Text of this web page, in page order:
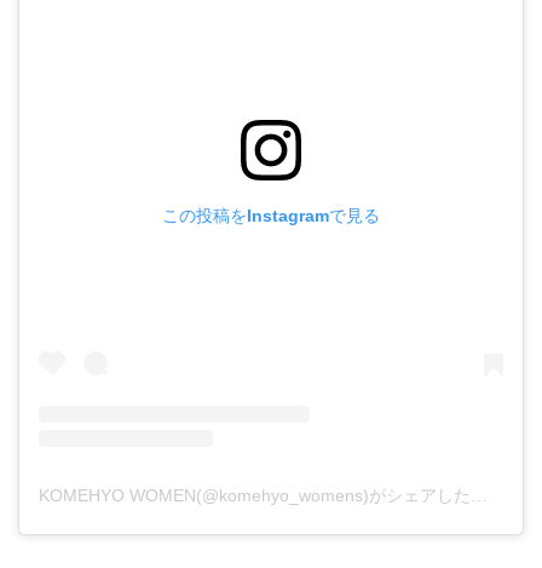
この投稿をInstagramで見る